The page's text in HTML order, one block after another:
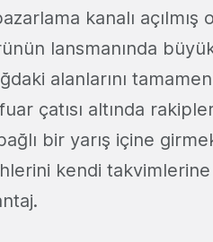
kanalı açılmış
lansmanında
alanlarını
çatısı altında
bir yarış içine
kendi